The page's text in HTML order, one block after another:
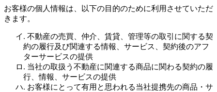
お客様の個人情報は、以下の目的のために利用させていただ
きます。
イ. 不動産の売買、仲介、賃貸、管理等の取引に関する契
約の履行及び関連する情報、サービス、契約後のアフ
ターサービスの提供
ロ. 当社の取扱う不動産に関連する商品に関わる契約の履
行、情報、サービスの提供
ハ. お客様にとって有用と思われる当社提携先の商品・サ